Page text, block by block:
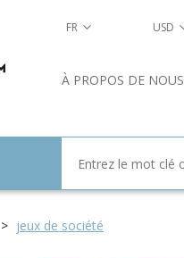
jeux de société
FR USD
À PROPOS DE NOUS